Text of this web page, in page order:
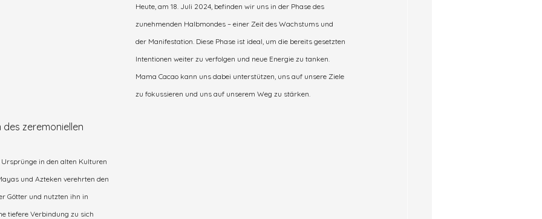
Heute, am 18. Juli 2024, befinden wir uns in der Phase des
zunehmenden Halbmondes – einer Zeit des Wachstums und
der Manifestation. Diese Phase ist ideal, um die bereits gesetzten
Intentionen weiter zu verfolgen und neue Energie zu tanken.
Mama Cacao kann uns dabei unterstützen, uns auf unsere Ziele
zu fokussieren und uns auf unserem Weg zu stärken.
des zeremoniellen
in den alten Kulturen
und Azteken verehrten den
Götter und nutzten ihn in
tiefere Verbindung zu sich